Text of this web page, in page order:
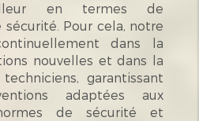
en termes de
Pour cela, notre
dans la
nouvelles et dans la
garantissant
adaptées aux
de sécurité et